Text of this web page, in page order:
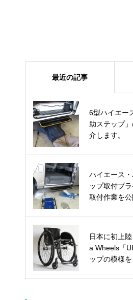
最近の記事
6型ハイエー
助ステップ
介します。
ハイエース
ップ取付ブ
取付作業を公
日本に初上
a Wheels「
ップの模様
ヤマハのジ
示スタンド
パンテーラ「
完了！
ハイエース&
「フロントハ
作業を赤裸々